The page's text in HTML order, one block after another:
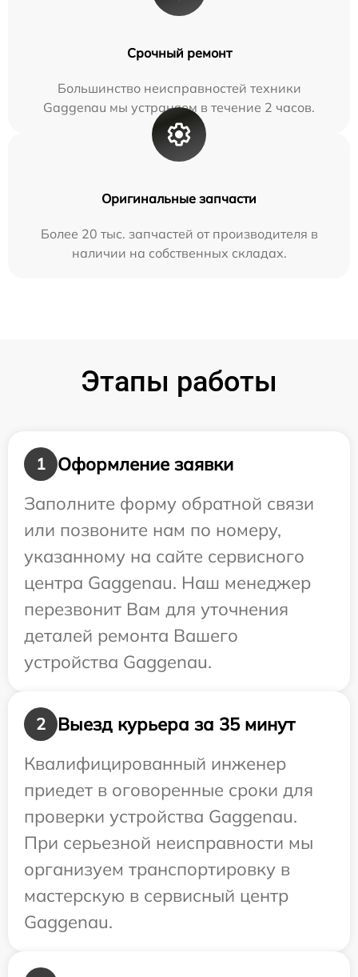
Срочный ремонт
Большинство неисправностей техники
Gaggenau мы устраняем в течение 2 часов.
Оригинальные запчасти
Более 20 тыс. запчастей от производителя в
наличии на собственных складах.
Этапы работы
1
Оформление заявки
Заполните форму обратной связи
или позвоните нам по номеру,
указанному на сайте сервисного
центра Gaggenau. Наш менеджер
перезвонит Вам для уточнения
деталей ремонта Вашего
устройства Gaggenau.
2
Выезд курьера за 35 минут
Квалифицированный инженер
приедет в оговоренные сроки для
проверки устройства Gaggenau.
При серьезной неисправности мы
организуем транспортировку в
мастерскую в сервисный центр
Gaggenau.